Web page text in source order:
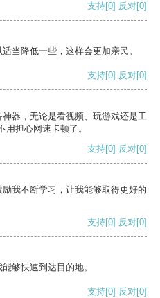
支持[0] 反对[0]
当降低一些，这样会更加亲民。
支持[0] 反对[0]
器，无论是看视频、玩游戏还是工
担心网速卡顿了。
支持[0] 反对[0]
我不断学习，让我能够取得更好的
支持[0] 反对[0]
够快速到达目的地。
支持[0] 反对[0]